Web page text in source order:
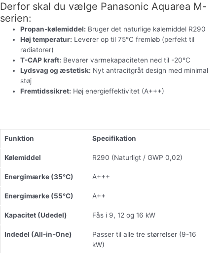
Derfor skal du vælge Panasonic Aquarea M-
serien:
Propan-kølemiddel: Bruger det naturlige kølemiddel R290
Høj temperatur: Leverer op til 75°C fremløb (perfekt til
radiatorer)
T-CAP kraft: Bevarer varmekapaciteten ned til -20°C
Lydsvag og æstetisk: Nyt antracitgråt design med minimal
støj
Fremtidssikret: Høj energieffektivitet (A+++)
Funktion Specifikation
Kølemiddel R290 (Naturligt / GWP 0,02)
Energimærke (35°C) A+++
Energimærke (55°C) A++
Kapacitet (Udedel) Fås i 9, 12 og 16 kW
Indedel (All-in-One)
Passer til alle tre størrelser (9-16
kW)